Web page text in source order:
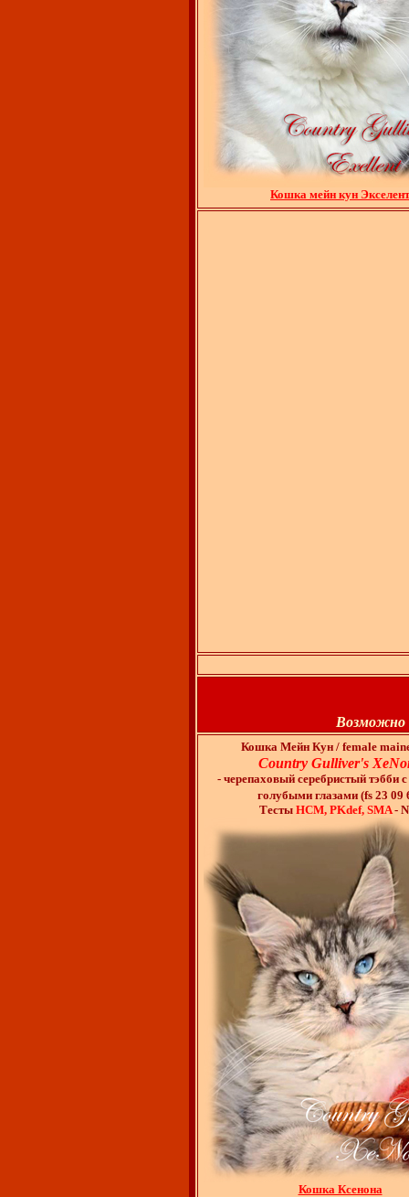
Кошка мейн кун Экселент
Возможно
Кошка Мейн Кун / female
Country Gulliver's
- черепаховый серебристый тэбби
голубыми глазами (fs 23 09
Тесты HCM, PKdef, SMA-
Кошка Ксенона